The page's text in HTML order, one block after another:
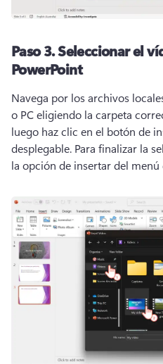
Paso 3.Seleccionar el
PowerPoint
Navega por los archivos
o PC eligiendo la carpeta
luego haz clic en el botón de
desplegable. Para finalizar la
la opción de insertar del menú